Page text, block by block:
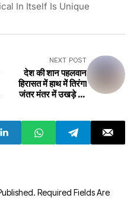
In Itself Is Unique
NEXT POST
देश की शान पहलवान
हिरासत में हाथ में तिरंगा
जंतर मंतर में उखड़े तंबू
country, in
custody, tricolor
in hand, tents
Required Fields Are